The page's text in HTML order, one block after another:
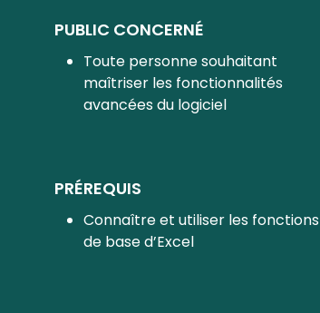
PUBLIC CONCERNÉ
Toute personne souhaitant
maîtriser les fonctionnalités
avancées du logiciel
PRÉREQUIS
Connaître et utiliser les fonctions
de base d’Excel